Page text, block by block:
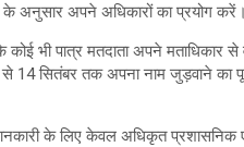
के अनुसार अपने अधिकारों का प्रयोग करें।
भी पात्र मतदाता अपने मताधिकार
से 14 सितंबर तक अपना नाम जुड़वाने का
के लिए केवल अधिकृत प्रशासनिक एवं